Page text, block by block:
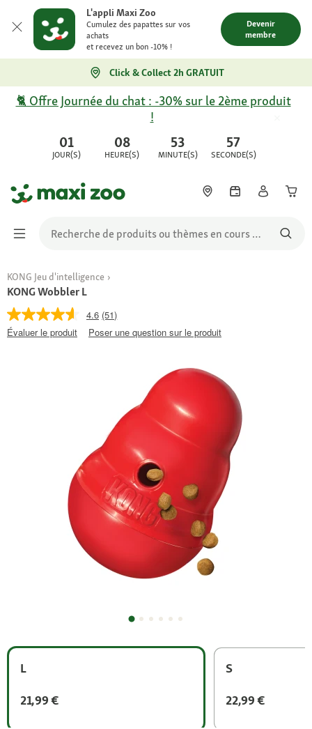
L'appli Maxi Zoo
Cumulez des papattes sur vos
achats
et recevez un bon -10% !
Devenir
membre
Click & Collect 2h GRATUIT
01
JOUR(S)
08
HEURE(S)
53
MINUTE(S)
57
SECONDE(S)
🐈 Offre Journée du chat : -30% sur le 2ème produit
!
KONG Jeu d'intelligence
KONG Wobbler L
4.6 (51)
Évaluer le produit
Poser une question sur le produit
L
21,99 €
S
22,99 €